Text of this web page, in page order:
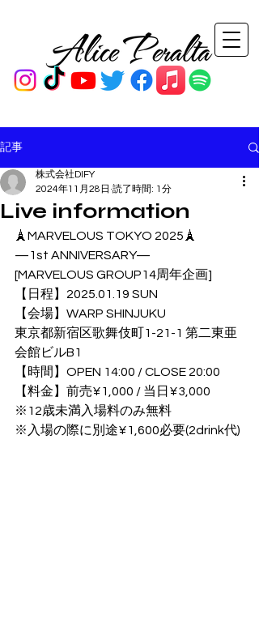
記事
Live information
株式会社DIFY
2024年11月28日 読了時間: 1分
🗼MARVELOUS TOKYO 2025🗼
—1st ANNIVERSARY—
[MARVELOUS GROUP14周年企画]
【日程】2025.01.19 SUN
【会場】WARP SHINJUKU
東京都新宿区歌舞伎町1-21-1 第二東亜
会館ビルB1
【時間】OPEN 14:00 / CLOSE 20:00
【料金】前売¥1,000 / 当日¥3,000
※12歳未満入場料のみ無料
※入場の際に別途¥1,600必要(2drink代)